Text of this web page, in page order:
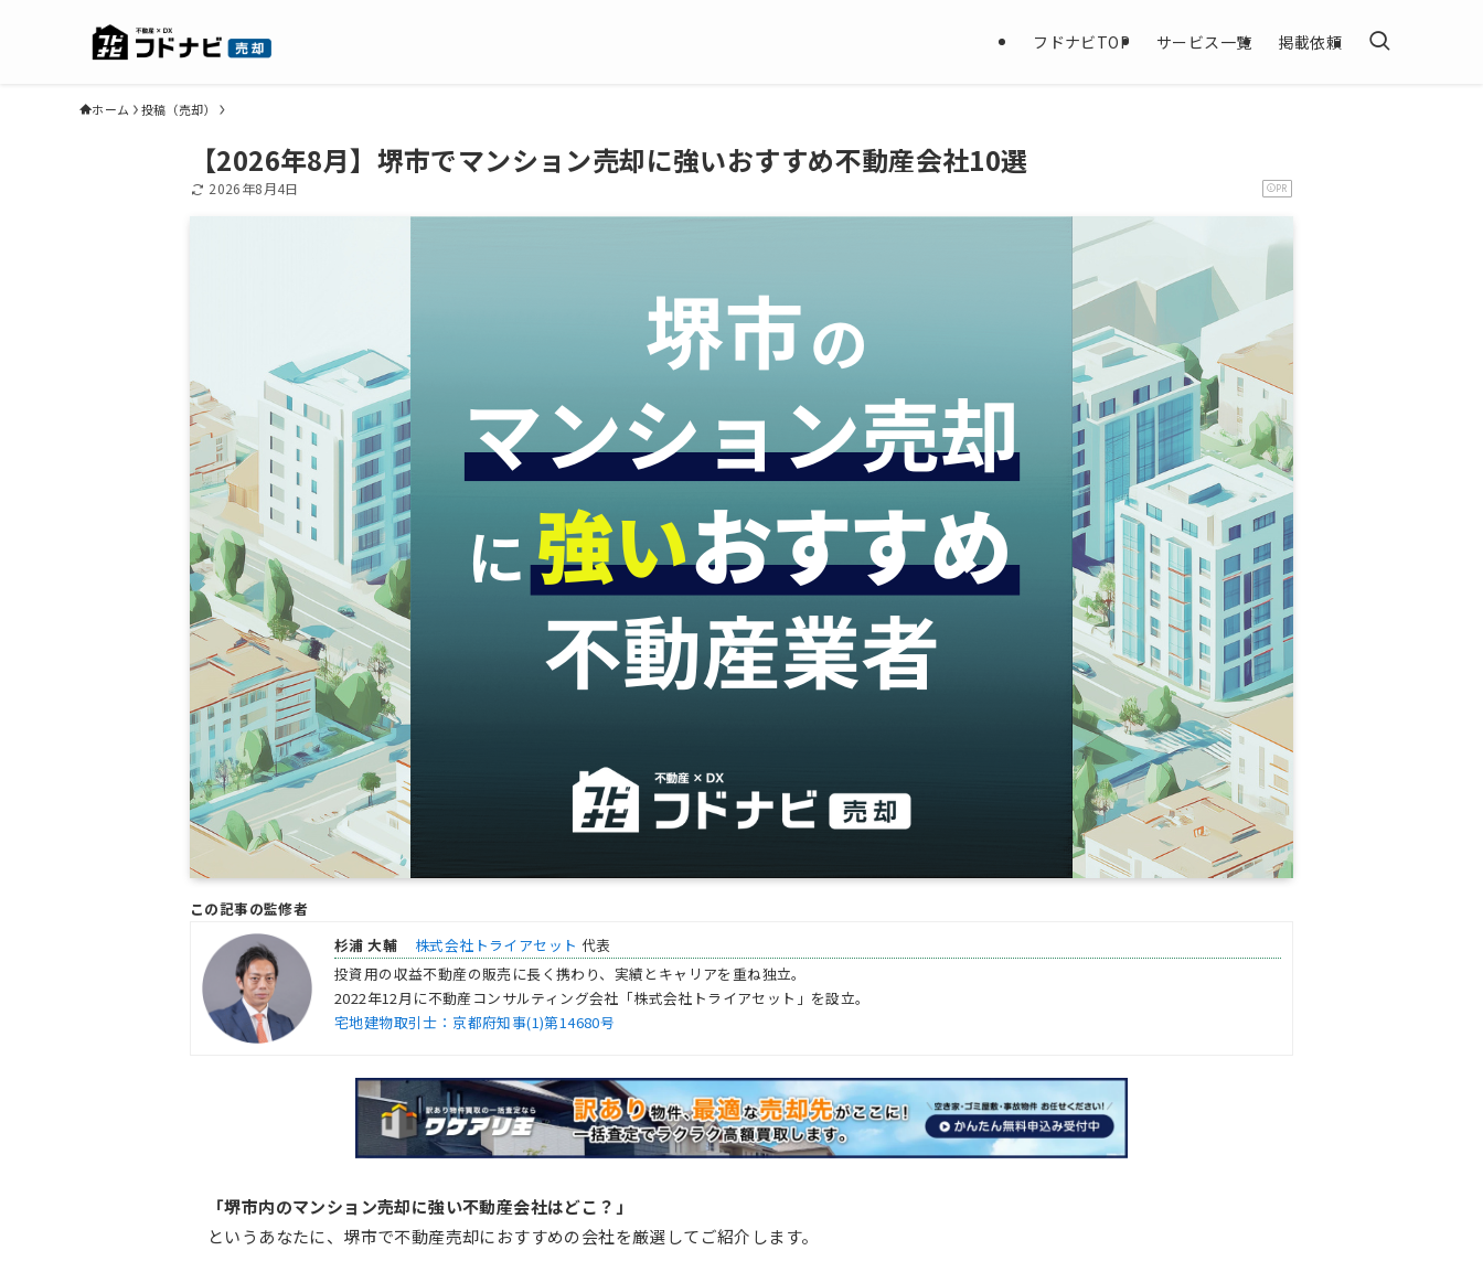
フドナビTOP サービス一覧 掲載依頼
ホーム 投稿（売却）
【2026年8月】堺市でマンション売却に強いおすすめ不動産会社10選
PR
2026年8月4日
この記事の監修者
杉浦 大輔
株式会社トライアセット 代表
投資用の収益不動産の販売に長く携わり、実績とキャリアを重ね独立。
2022年12月に不動産コンサルティング会社「株式会社トライアセット」を設立。
宅地建物取引士：京都府知事(1)第14680号
「堺市内のマンション売却に強い不動産会社はどこ？」
というあなたに、堺市で不動産売却におすすめの会社を厳選してご紹介します。